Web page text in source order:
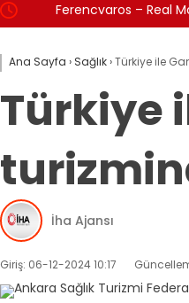
Ferencvaros – Real
Ana Sayfa › Sağlık›Türkiye ile
Türkiye
İha Ajansı
Giriş: 06-12-2024 10:17